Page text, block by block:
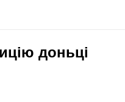
доньці